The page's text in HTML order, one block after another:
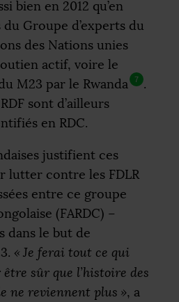
bien en 2012 qu’en
Groupe d’experts du
des Nations unies
actif, voire le
M23 par le Rwanda
7
.
RDF sont d’ailleurs
en RDC.
justifient ces
lutter contre les FDLR
entre ce groupe
(FARDC) –
dans le but de
« Je ferai tout ce qui
sûr que l’histoire des
ne reviennent plus », a